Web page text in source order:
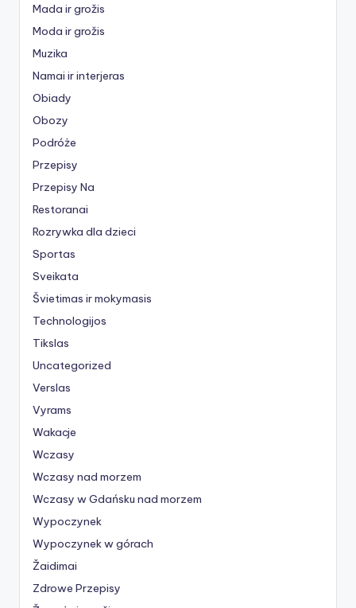
Mada ir grožis
Moda ir grožis
Muzika
Namai ir interjeras
Obiady
Obozy
Podróże
Przepisy
Przepisy Na
Restoranai
Rozrywka dla dzieci
Sportas
Sveikata
Švietimas ir mokymasis
Technologijos
Tikslas
Uncategorized
Verslas
Vyrams
Wakacje
Wczasy
Wczasy nad morzem
Wczasy w Gdańsku nad morzem
Wypoczynek
Wypoczynek w górach
Žaidimai
Zdrowe Przepisy